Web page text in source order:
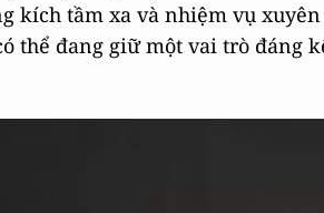
kích tầm xa và nhiệm vụ
thể đang giữ một vai trò đáng